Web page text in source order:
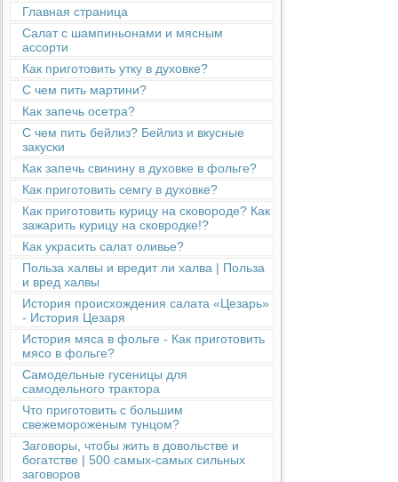
Главная страница
Салат с шампиньонами и мясным
ассорти
Как приготовить утку в духовке?
С чем пить мартини?
Как запечь осетра?
С чем пить бейлиз? Бейлиз и вкусные
закуски
Как запечь свинину в духовке в фольге?
Как приготовить семгу в духовке?
Как приготовить курицу на сковороде? Как
зажарить курицу на сковродке!?
Как украсить салат оливье?
Польза халвы и вредит ли халва | Польза
и вред халвы
История происхождения салата «Цезарь»
- История Цезаря
История мяса в фольге - Как приготовить
мясо в фольге?
Cамодельные гусеницы для
самодельного трактора
Что приготовить с большим
свежемороженым тунцом?
Заговоры, чтобы жить в довольстве и
богатстве | 500 самых-самых сильных
заговоров